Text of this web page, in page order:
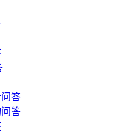
答
答